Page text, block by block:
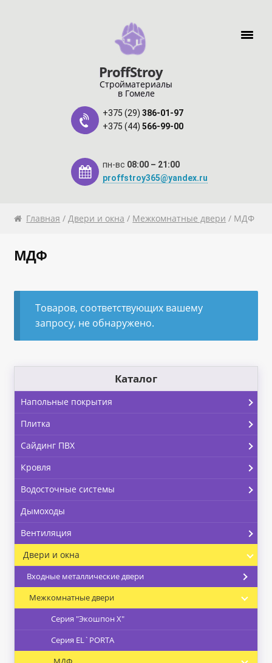
Перейти к содержимому
ProffStroy
Стройматериалы
в Гомеле
+375 (29) 386-01-97
+375 (44) 566-99-00
пн-вс 08:00 – 21:00
proffstroy365@yandex.ru
Главная
«SMART Карта»
«Карта МАГНИТ»
Каталог
Контакты
Оплата
Рассрочка
Главная /Двери и окна / Межкомнатные двери / МДФ
МДФ
Товаров, соответствующих вашему
запросу, не обнаружено.
Каталог
Напольные покрытия
Плитка
Сайдинг ПВХ
Кровля
Водосточные системы
Дымоходы
Вентиляция
Двери и окна
Входные металлические двери
Межкомнатные двери
Серия "Экошпон Х"
Серия EL`PORTA